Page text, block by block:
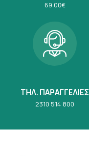
69.00€
ΤΗΛ. ΠΑΡΑΓΓΕΛΙΕΣ
2310 514 800